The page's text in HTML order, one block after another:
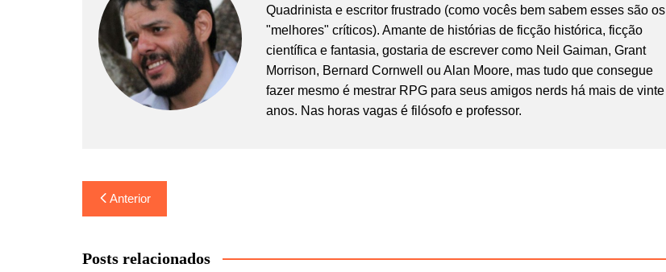
Quadrinista e escritor frustrado (como vocês bem sabem esses são os
"melhores" críticos). Amante de histórias de ficção histórica, ficção
científica e fantasia, gostaria de escrever como Neil Gaiman, Grant
Morrison, Bernard Cornwell ou Alan Moore, mas tudo que consegue
fazer mesmo é mestrar RPG para seus amigos nerds há mais de vinte
anos. Nas horas vagas é filósofo e professor.
Navegação
de
Post
Anterior
Posts relacionados